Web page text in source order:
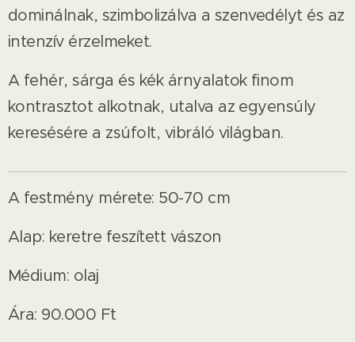
dominálnak, szimbolizálva a szenvedélyt és az
intenzív érzelmeket.
A fehér, sárga és kék árnyalatok finom
kontrasztot alkotnak, utalva az egyensúly
keresésére a zsúfolt, vibráló világban.
A festmény mérete: 50-70 cm
Alap: keretre feszített vászon
Médium: olaj
Ára: 90.000 Ft